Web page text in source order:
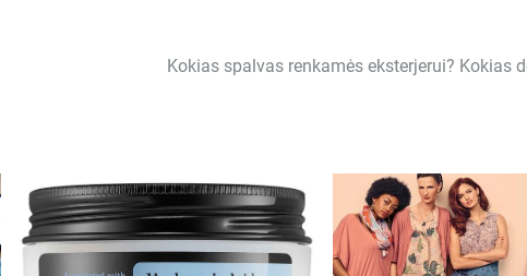
Kokias spalvas renkamės eksterjerui? Kokias